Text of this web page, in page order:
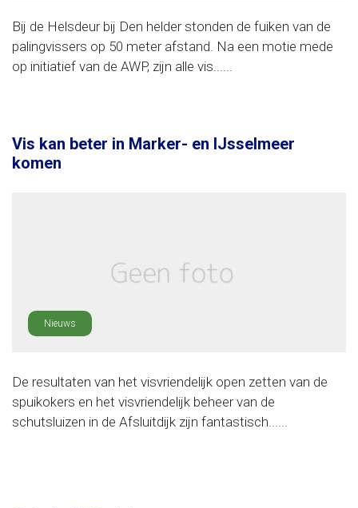
Bij de Helsdeur bij Den helder stonden de fuiken van de
palingvissers op 50 meter afstand. Na een motie mede
op initiatief van de AWP, zijn alle vis......
Vis kan beter in Marker- en IJsselmeer
komen
Nieuws
De resultaten van het visvriendelijk open zetten van de
spuikokers en het visvriendelijk beheer van de
schutsluizen in de Afsluitdijk zijn fantastisch......